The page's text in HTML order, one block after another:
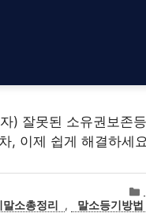
) 잘못된 소유권보존
, 이제 쉽게 해결하세
말소총정리 , 말소등기방법